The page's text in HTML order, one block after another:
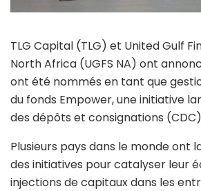
TLG Capital (TLG) et United Gulf
North Africa (UGFS NA) ont
ont été nommés en tant que
du fonds Empower, une initiative
des dépôts et consignations (CDC)
Plusieurs pays dans le monde ont
des initiatives pour catalyser leur
injections de capitaux dans les